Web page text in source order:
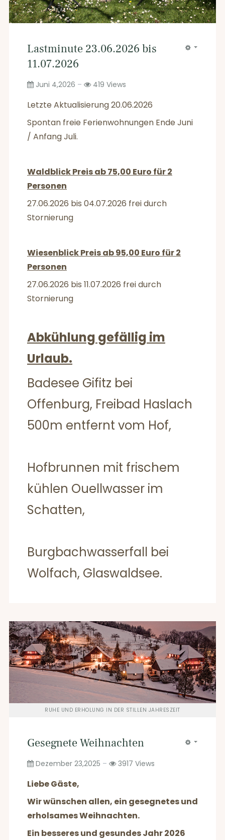
Lastminute 23.06.2026 bis
11.07.2026
Juni 4,2026 419 Views
Letzte Aktualisierung 20.06.2026
Spontan freie Ferienwohnungen Ende Juni
/ Anfang Juli.
Waldblick Preis ab 75,00 Euro für 2
Personen
27.06.2026 bis 04.07.2026 frei durch
Stornierung
Wiesenblick Preis ab 95,00 Euro für 2
Personen
27.06.2026 bis 11.07.2026 frei durch
Stornierung
Abkühlung gefällig im
Urlaub.
Badesee Gifitz bei
Offenburg, Freibad Haslach
500m entfernt vom Hof,
Hofbrunnen mit frischem
kühlen Ouellwasser im
Schatten,
Burgbachwasserfall bei
Wolfach, Glaswaldsee.
RUHE UND ERHOLUNG IN DER STILLEN JAHRESZEIT
Gesegnete Weihnachten
Dezember 23,2025 3917 Views
Liebe Gäste,
Wir wünschen allen, ein gesegnetes und
erholsames Weihnachten.
Ein besseres und gesundes Jahr 2026